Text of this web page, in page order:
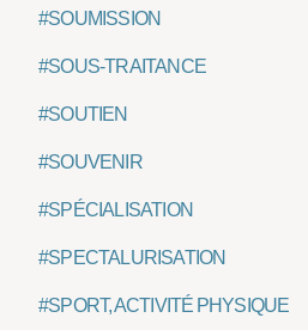
#SOUMISSION
#SOUS-TRAITANCE
#SOUTIEN
#SOUVENIR
#SPÉCIALISATION
#SPECTALURISATION
#SPORT, ACTIVITÉ PHYSIQUE